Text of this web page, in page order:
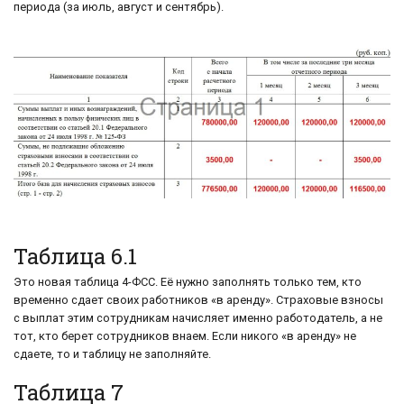
периода (за июль, август и сентябрь).
Таблица 6.1
Это новая таблица 4-ФСС. Её нужно заполнять только тем, кто
временно сдает своих работников «в аренду». Страховые взносы
с выплат этим сотрудникам начисляет именно работодатель, а не
тот, кто берет сотрудников внаем. Если никого «в аренду» не
сдаете, то и таблицу не заполняйте.
Таблица 7